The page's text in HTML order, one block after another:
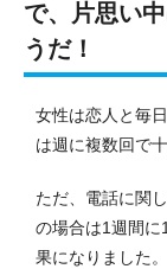
で、片思い
うだ！
女性は恋人と毎
は週に複数回で
ただ、電話に関
の場合は1週間に
果になりました。